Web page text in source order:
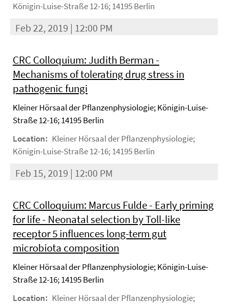
Königin-Luise-Straße 12-16; 14195 Berlin
Feb 22, 2019 | 12:00 PM
CRC Colloquium: Judith Berman -
Mechanisms of tolerating drug stress in
pathogenic fungi
Kleiner Hörsaal der Pflanzenphysiologie; Königin-Luise-
Straße 12-16; 14195 Berlin
Location: Kleiner Hörsaal der Pflanzenphysiologie;
Königin-Luise-Straße 12-16; 14195 Berlin
Feb 15, 2019 | 12:00 PM
CRC Colloquium: Marcus Fulde - Early priming
for life - Neonatal selection by Toll-like
receptor 5 influences long-term gut
microbiota composition
Kleiner Hörsaal der Pflanzenphysiologie; Königin-Luise-
Straße 12-16; 14195 Berlin
Location: Kleiner Hörsaal der Pflanzenphysiologie;